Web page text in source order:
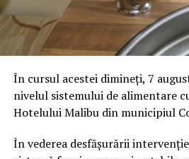
În cursul acestei dimineți, 7
nivelul sistemului de alimentare
Hotelului Malibu din municipiul
În vederea desfășurării